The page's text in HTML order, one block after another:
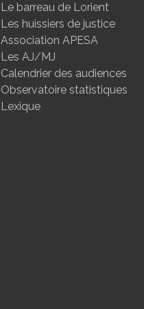
Le barreau de Lorient
Les huissiers de justice
Association APESA
Les AJ/MJ
Calendrier des audiences
Observatoire statistiques
Lexique